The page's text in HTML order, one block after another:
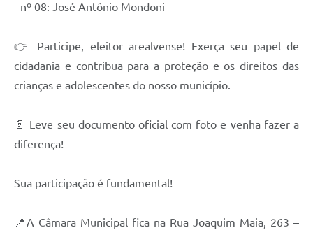
- nº 08: José Antônio Mondoni
👉 Participe, eleitor arealvense! Exerça seu papel de
cidadania e contribua para a proteção e os direitos das
crianças e adolescentes do nosso município.
📄 Leve seu documento oficial com foto e venha fazer a
diferença!
Sua participação é fundamental!
📍A Câmara Municipal fica na Rua Joaquim Maia, 263 –